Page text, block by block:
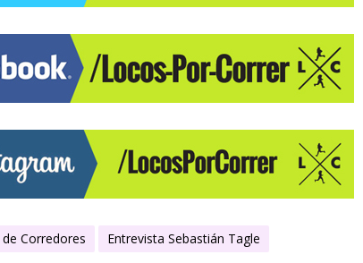
de Corredores Entrevista Sebastián Tagle